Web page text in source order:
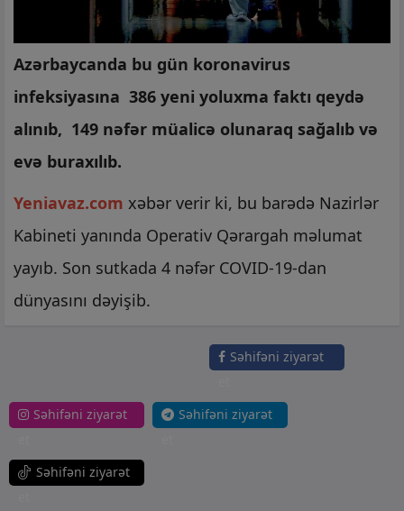
Azərbaycanda bu gün koronavirus
infeksiyasına 386 yeni yoluxma faktı qeydə
alınıb, 149 nəfər müalicə olunaraq sağalıb və
evə buraxılıb.
Yeniavaz.com xəbər verir ki, bu barədə Nazirlər
Kabineti yanında Operativ Qərargah məlumat
yayıb. Son sutkada 4 nəfər COVID-19-dan
dünyasını dəyişib.
Səhifəni ziyarət
Səhifəni ziyarət
Səhifəni ziyarət
Səhifəni ziyarət